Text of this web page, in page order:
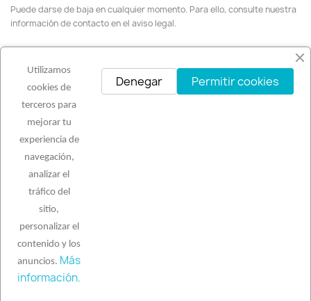
Puede darse de baja en cualquier momento. Para ello, consulte nuestra
información de contacto en el aviso legal.
PRODUCTOS
NUESTRA EMPRESA
SU CUENTA
INFORMACIÓN DE LA TIENDA
© 2026 - Software Ecommerce desarrollado por
Utilizamos
cookies de
terceros para
mejorar tu
experiencia de
navegación,
analizar el
tráfico del
sitio,
personalizar el
contenido y los
anuncios. Más
información.
Permitir cookies
Denegar